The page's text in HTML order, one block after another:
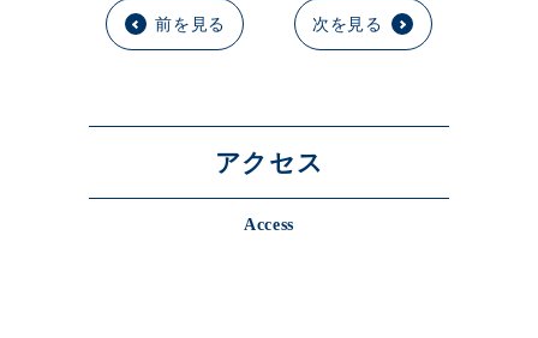
前を見る 次を見る
アクセス
Access